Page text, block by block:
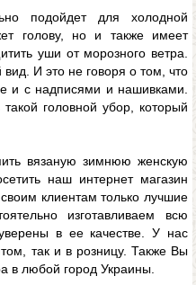
подойдет для холодной
голову, но и также имеет
уши от морозного ветра.
И это не говоря о том, что
и с надписями и нашивками.
головной убор, который
вязаную зимнюю женскую
наш интернет магазин
клиентам только лучшие
изготавливаем всю
в ее качестве. У нас
так и в розницу. Также Вы
в любой город Украины.